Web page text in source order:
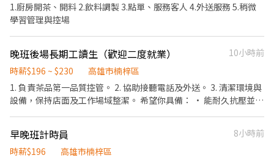
1.廚房開茶、開料 2.飲料調製 3.點單、服務客人 4.外送服務 5.稍微
學習管理與控場
晚班後場長期工讀生（歡迎二度就業）
10小時前
時薪$196 ~ $230
高雄市楠梓區
1. 負責茶品第一品質控管。 2. 協助接聽電話及外送。 3. 清潔環境與
設備，保持店面及工作場域整潔。 希望你具備： • 能耐久抗壓並具
適合你的時間。 歡迎加入我們的團隊！一起成為我們的一員！
早晚班計時員
8小時前
時薪$196
高雄市楠梓區